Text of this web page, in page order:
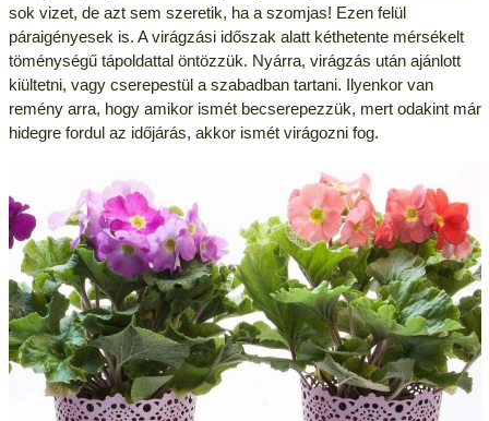
sok vizet, de azt sem szeretik, ha a szomjas! Ezen felül
páraigényesek is. A virágzási időszak alatt kéthetente mérsékelt
töménységű tápoldattal öntözzük. Nyárra, virágzás után ajánlott
kiültetni, vagy cserepestül a szabadban tartani. Ilyenkor van
remény arra, hogy amikor ismét becserepezzük, mert odakint már
hidegre fordul az időjárás, akkor ismét virágozni fog.